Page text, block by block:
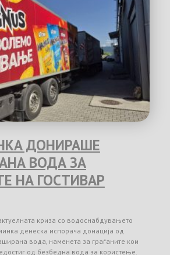
ДОНИРАШЕ
ВОДА ЗА
НА ГОСТИВАР
криза со водоснабдувањето
денеска испорача донација од
вода, наменета за граѓаните кои
од безбедна вода за користење.